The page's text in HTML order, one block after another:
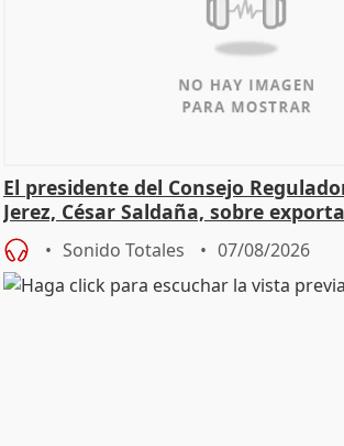
El presidente del Consejo
Jerez, César Saldaña, sobre
Sonido Totales 07/08/2026